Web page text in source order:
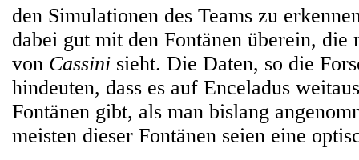
den Simulationen des Teams zu
dabei gut mit den Fontänen überein, die
von Cassini sieht. Die Daten, so die
hindeuten, dass es auf Enceladus
Fontänen gibt, als man bislang
meisten dieser Fontänen seien eine